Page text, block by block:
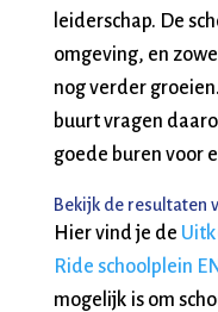
leiderschap. De
omgeving, en
nog verder
buurt vragen
goede buren voor
Bekijk de resultaten
Hier vind je de
Ride schoolplein
mogelijk is om